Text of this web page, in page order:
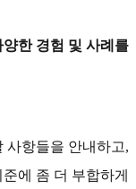
한 경험 및 사례를
사항들을 안내하고,
에 좀 더 부합하게